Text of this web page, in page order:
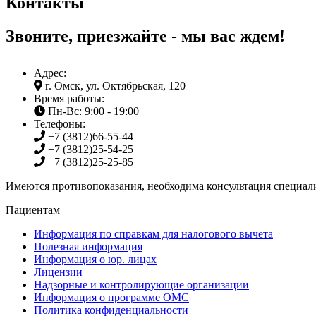
Звоните, приезжайте - мы вас ждем!
Адрес:
г. Омск, ул. Октябрьская, 120
Время работы:
Пн-Вс: 9:00 - 19:00
Телефоны:
+7 (3812)66-55-44
+7 (3812)25-54-25
+7 (3812)25-25-85
Имеются противопоказания, необходима консультация
Пациентам
Информация по справкам для налогового вычета
Полезная информация
Информация о юр. лицах
Лицензии
Надзорные и контролирующие организации
Информация о программе ОМС
Политика конфиденциальности